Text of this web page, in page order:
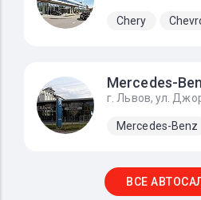
Chery
г. Львов, ул.
Mercedes-Benz
ВСЕ